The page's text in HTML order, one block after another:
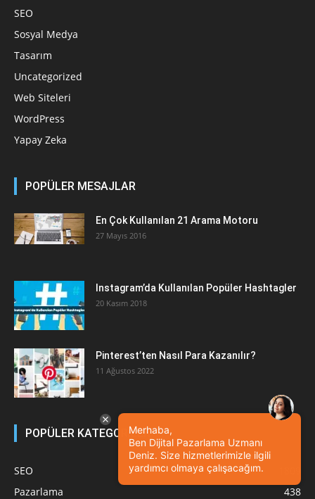
SEO
Sosyal Medya
Tasarım
Uncategorized
Web Siteleri
WordPress
Yapay Zeka
POPÜLER MESAJLAR
En Çok Kullanılan 21 Arama Motoru
27 Mayıs 2016
Instagram’da Kullanılan Popüler Hashtagler
20 Kasım 2018
Pinterest’ten Nasıl Para Kazanılır?
11 Ağustos 2022
POPÜLER KATEGORİLER
SEO
Pazarlama
438
Merhaba,
Ben Dijital Pazarlama Uzmanı
Deniz. Size hizmetlerimizle ilgili
yardımcı olmaya çalışacağım.